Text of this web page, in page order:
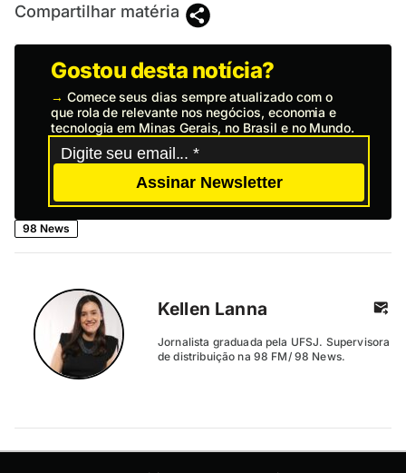
Compartilhar matéria
Gostou desta notícia?
→ Comece seus dias sempre atualizado com o
que rola de relevante nos negócios, economia e
tecnologia em Minas Gerais, no Brasil e no Mundo.
Assinar Newsletter
98 News
Kellen Lanna
Jornalista graduada pela UFSJ. Supervisora
de distribuição na 98 FM/ 98 News.